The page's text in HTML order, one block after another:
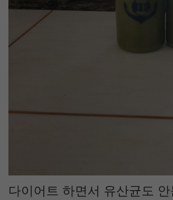
다이어트 하면서 유산균도 안